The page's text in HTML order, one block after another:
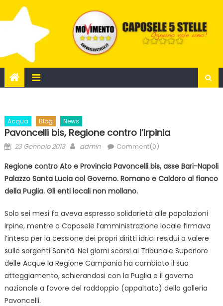
to
Acqua Blog News
Pavoncelli bis, Regione contro l’Irpinia
Posted
23 Gennaio 2013 Author
admin Comment(0)
Regione contro Ato e Provincia Pavoncelli bis, asse Bari-Napoli
Palazzo Santa Lucia col Governo. Romano e Caldoro al fianco
della Puglia. Gli enti locali non mollano.
Solo sei mesi fa aveva espresso solidarietà alle popolazioni
irpine, mentre a Caposele l’amministrazione locale firmava
l’intesa per la cessione dei propri diritti idrici residui a valere
sulle sorgenti Sanità. Nei giorni scorsi al Tribunale Superiore
delle Acque la Regione Campania ha cambiato il suo
atteggiamento, schierandosi con la Puglia e il governo
nazionale a favore del raddoppio (appaltato) della galleria
Pavoncelli.